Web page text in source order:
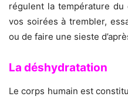
régulent la température
vos soirées à trembler,
ou de faire une sieste
La déshydratation
Le corps humain est